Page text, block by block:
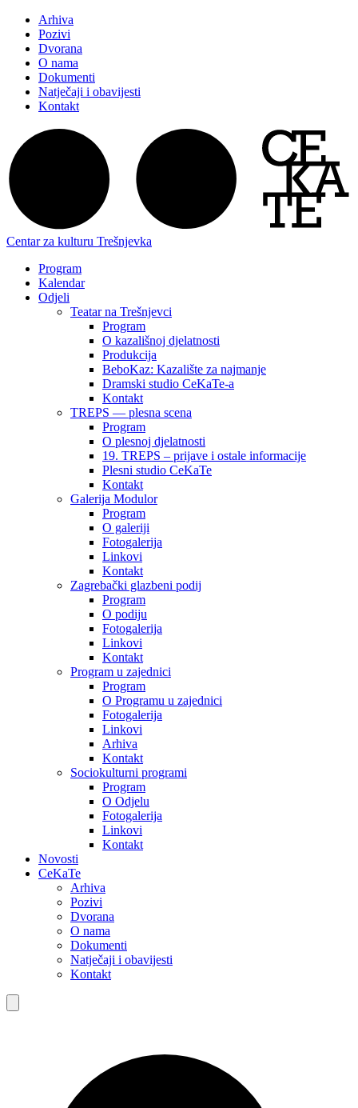
Arhiva
Pozivi
Dvorana
O nama
Dokumenti
Natječaji i obavijesti
Kontakt
Centar za kulturu Trešnjevka
Program
Kalendar
Odjeli
Teatar na Trešnjevci
Program
O kazališnoj djelatnosti
Produkcija
BeboKaz: Kazalište za najmanje
Dramski studio CeKaTe-a
Kontakt
TREPS — plesna scena
Program
O plesnoj djelatnosti
19. TREPS – prijave i ostale informacije
Plesni studio CeKaTe
Kontakt
Galerija Modulor
Program
O galeriji
Fotogalerija
Linkovi
Kontakt
Zagrebački glazbeni podij
Program
O podiju
Fotogalerija
Linkovi
Kontakt
Program u zajednici
Program
O Programu u zajednici
Fotogalerija
Linkovi
Arhiva
Kontakt
Sociokulturni programi
Program
O Odjelu
Fotogalerija
Linkovi
Kontakt
Novosti
CeKaTe
Arhiva
Pozivi
Dvorana
O nama
Dokumenti
Natječaji i obavijesti
Kontakt